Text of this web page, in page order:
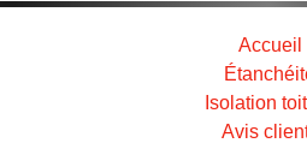
Accueil
Isolation
Avis